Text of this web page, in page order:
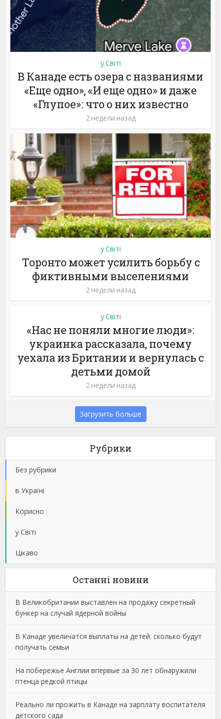
у Світі
В Канаде есть озера с названиями
«Еще одно», «И еще одно» и даже
«Глупое»: что о них известно
2 недели назад
у Світі
Торонто может усилить борьбу с
фиктивными выселениями
2 недели назад
у Світі
«Нас не поняли многие люди»:
украинка рассказала, почему
уехала из Британии и вернулась с
детьми домой
2 недели назад
Загрузить больше
Рубрики
Без рубрики
в Україні
Корисно
у Світі
Цікаво
Останнi новини
В Великобритании выставлен на продажу секретный
бункер на случай ядерной войны
В Канаде увеличатся выплаты на детей: сколько будут
получать семьи
На побережье Англии впервые за 30 лет обнаружили
птенца редкой птицы
Реально ли прожить в Канаде на зарплату воспитателя
детского сада